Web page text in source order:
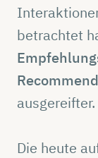
betrachtet
ausgereifter.
Die heute